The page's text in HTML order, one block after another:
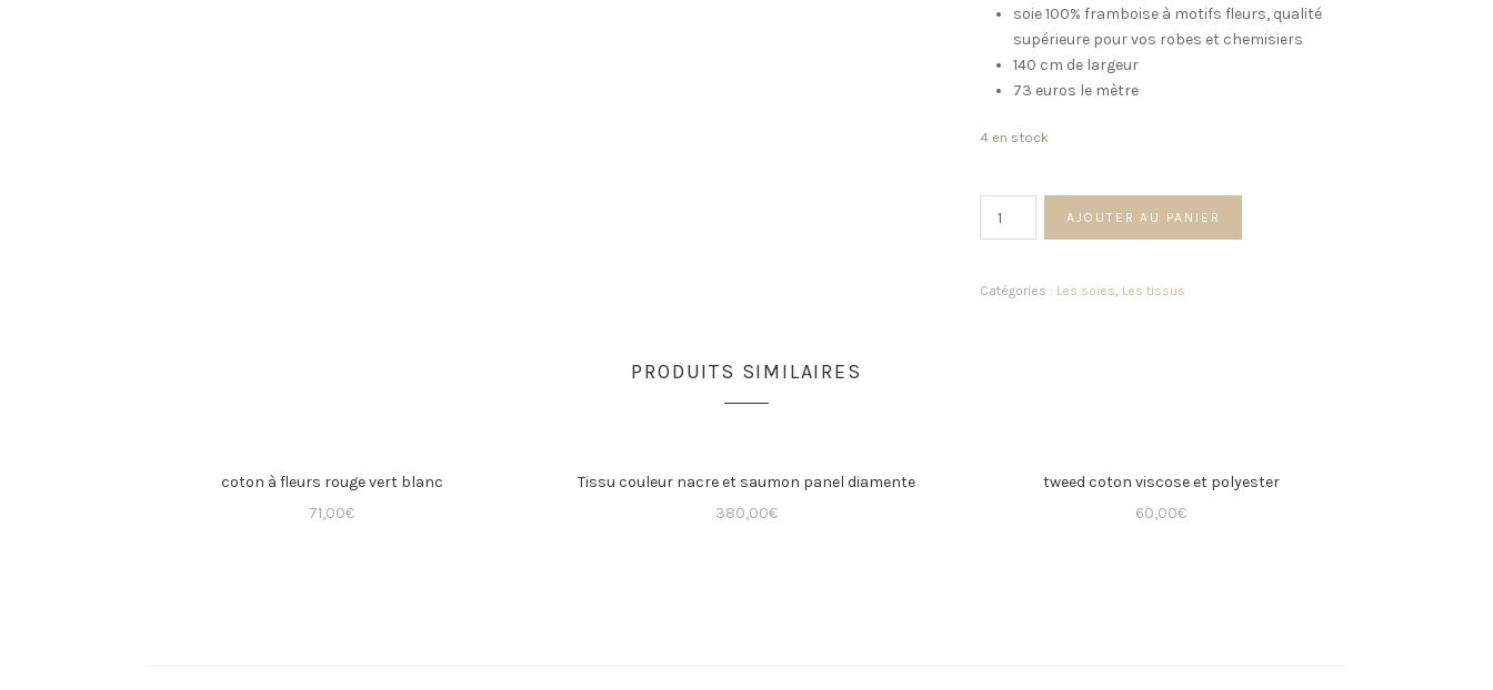
soie 100% framboise à motifs fleurs, qualité
supérieure pour vos robes et chemisiers
140 cm de largeur
73 euros le mètre
4 en stock
fond
AJOUTER AU PANIER
Catégories : Les soies, Les tissus
PRODUITS SIMILAIRES
coton à fleurs rouge vert blanc
71,00€
Tissu couleur nacre et saumon panel diamente
380,00€
tweed coton viscose et polyester
60,00€